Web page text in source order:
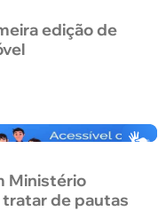
edição de
Ministério
tratar de pautas